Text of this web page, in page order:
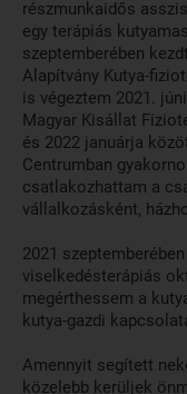
részmunkaidős
egy terápiás
szeptemberében
Alapítvány Kutya-
is végeztem 2021.
Magyar Kisállat
és 2022 januárja
Centrumban
csatlakozhattam a
vállalkozásként,
2021
viselkedésterápiás
megérthessem a
kutya-gazdi
Amennyit segített
közelebb kerüljek